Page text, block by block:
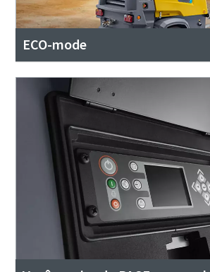
ECO-mode